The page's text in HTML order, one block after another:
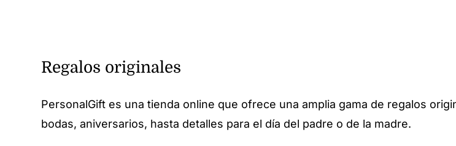
Regalos originales
PersonalGift es una tienda online que ofrece una amplia gama de regalos
bodas, aniversarios, hasta detalles para el día del padre o de la madre.